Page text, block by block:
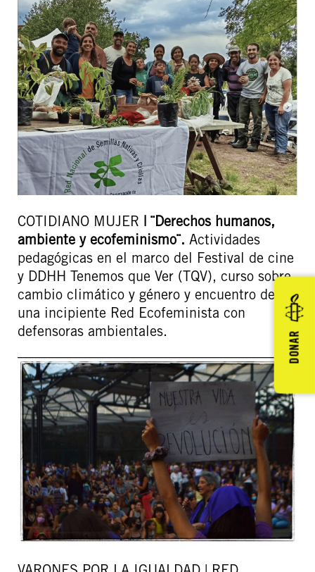
COTIDIANO MUJER | ¨Derechos humanos,
ambiente y ecofeminismo¨. Actividades
pedagógicas en el marco del Festival de cine
y DDHH Tenemos que Ver (TQV), curso sobre
cambio climático y género y encuentro de
una incipiente Red Ecofeminista con
defensoras ambientales.
DONAR